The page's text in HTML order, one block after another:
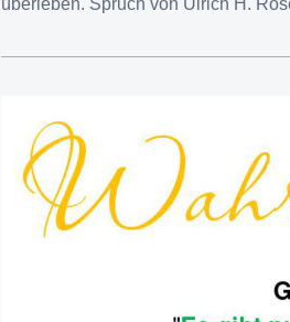
überleben. Spruch von Ulrich H.